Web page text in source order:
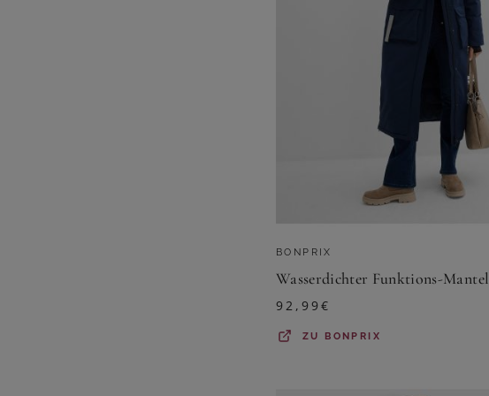
BONPRIX
Wasserdichter Funktions-Mantel
92,99€
ZU BONPRIX